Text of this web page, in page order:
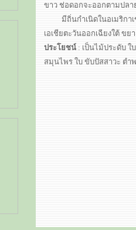
ขาว ช่อดอกจะออกตามปลา
มีถิ่นกำเนิดในอเมริกาเ
เอเชียตะวันออกเฉียงใต้ ข
ประโยชน์ : เป็นไม้ประดับ
สมุนไพร ใบ ขับปัสสาวะ ตำ